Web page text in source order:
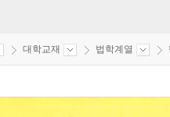
대학교재 법학계열